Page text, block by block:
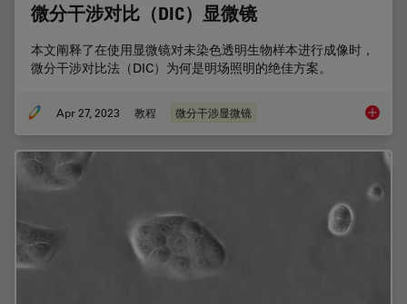
微分干涉对比（DIC）显微镜
本文阐释了在使用显微镜对未染色透明生物样本进行成像时，
微分干涉对比法（DIC）为何是明场照明的绝佳方案。
Apr 27, 2023 教程 微分干涉显微镜 微分干